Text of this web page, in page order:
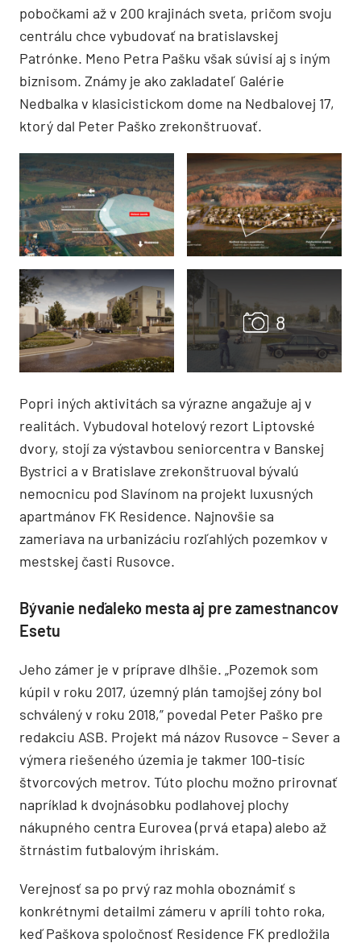
pobočkami až v 200 krajinách sveta, pričom svoju
centrálu chce vybudovať na bratislavskej
Patrónke. Meno Petra Pašku však súvisí aj s iným
biznisom. Známy je ako zakladateľ Galérie
Nedbalka v klasicistickom dome na Nedbalovej 17,
ktorý dal Peter Paško zrekonštruovať.
Popri iných aktivitách sa výrazne angažuje aj v
realitách. Vybudoval hotelový rezort Liptovské
dvory, stojí za výstavbou seniorcentra v Banskej
Bystrici a v Bratislave zrekonštruoval bývalú
nemocnicu pod Slavínom na projekt luxusných
apartmánov FK Residence. Najnovšie sa
zameriava na urbanizáciu rozľahlých pozemkov v
mestskej časti Rusovce.
Bývanie neďaleko mesta aj pre zamestnancov
Esetu
Jeho zámer je v príprave dlhšie. „Pozemok som
kúpil v roku 2017, územný plán tamojšej zóny bol
schválený v roku 2018,” povedal Peter Paško pre
redakciu ASB. Projekt má názov Rusovce – Sever a
výmera riešeného územia je takmer 100-tisíc
štvorcových metrov. Túto plochu možno prirovnať
napríklad k dvojnásobku podlahovej plochy
nákupného centra Eurovea (prvá etapa) alebo až
štrnástim futbalovým ihriskám.
Verejnosť sa po prvý raz mohla oboznámiť s
konkrétnymi detailmi zámeru v apríli tohto roka,
keď Paškova spoločnosť Residence FK predložila